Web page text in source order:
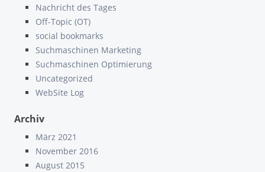
Nachricht des Tages
Off-Topic (OT)
social bookmarks
Suchmaschinen Marketing
Suchmaschinen Optimierung
Uncategorized
WebSite Log
Archiv
März 2021
November 2016
August 2015